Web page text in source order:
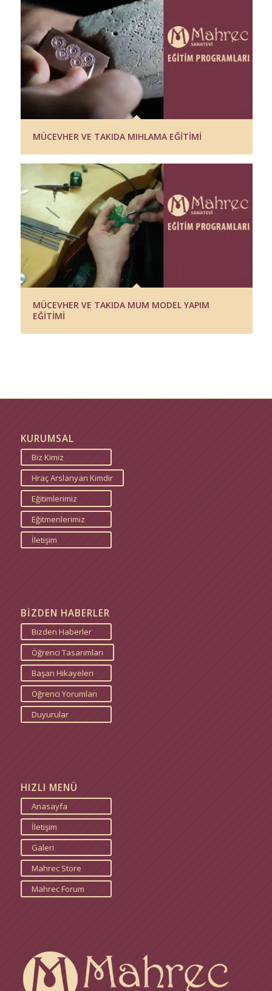
MÜCEVHER VE TAKIDA MIHLAMA EĞİTİMİ
MÜCEVHER VE TAKIDA MUM MODEL YAPIM
EĞİTİMİ
KURUMSAL
Biz Kimiz
Hraç Arslanyan Kimdir
Eğitimlerimiz
Eğitmenlerimiz
İletişim
BİZDEN HABERLER
Bizden Haberler
Öğrenci Tasarımları
Başarı Hikayeleri
Öğrenci Yorumları
Duyurular
HIZLI MENÜ
Anasayfa
İletişim
Galeri
Mahrec Store
Mahrec Forum